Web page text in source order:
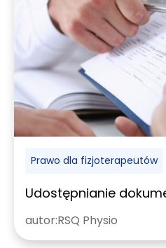
Prawo dla fizjoterapeutów
Udostępnianie
autor:RSQ Physio